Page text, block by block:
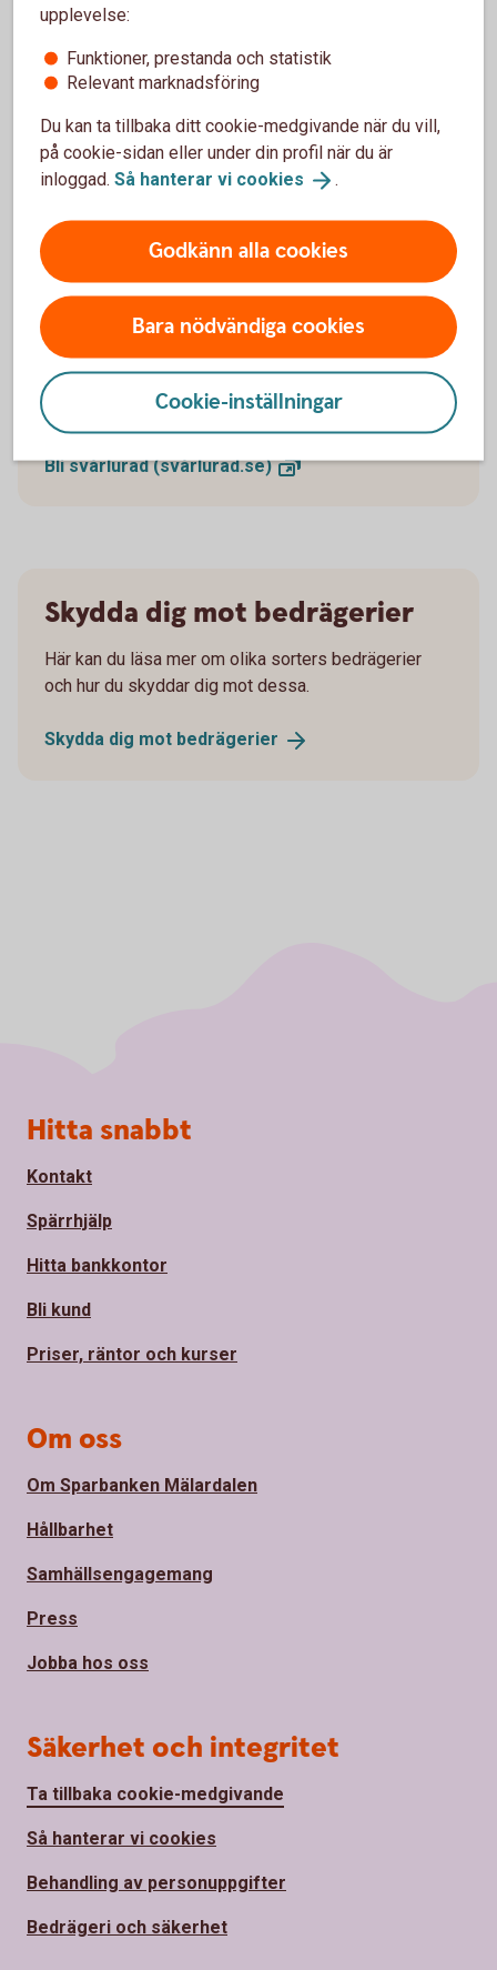
Bli svårlurad
Vi har gått ihop med Sveriges banker för att sprida
kunskap om hur bedragare kan agera – och hur du
kan skydda dig. Få tips och lär dig mer om vad du
kan göra om du har blivit lurad.
Bli svårlurad(svårlurad.se)
Skydda dig mot bedrägerier
Här kan du läsa mer om olika sorters bedrägerier
och hur du skyddar dig mot dessa.
Skydda dig mot bedrägerier
upplevelse:
Funktioner, prestanda och statistik
Relevant marknadsföring
Du kan ta tillbaka ditt cookie-medgivande när du vill,
på cookie-sidan eller under din profil när du är
inloggad. Så hanterar vi cookies .
Godkänn alla cookies
Bara nödvändiga cookies
Cookie-inställningar
Sidfot
Hitta snabbt
Kontakt
Spärrhjälp
Hitta bankkontor
Bli kund
Priser, räntor och kurser
Om oss
Om Sparbanken Mälardalen
Hållbarhet
Samhällsengagemang
Press
Jobba hos oss
Säkerhet och integritet
Ta tillbaka cookie-medgivande
Så hanterar vi cookies
Behandling av personuppgifter
Bedrägeri och säkerhet